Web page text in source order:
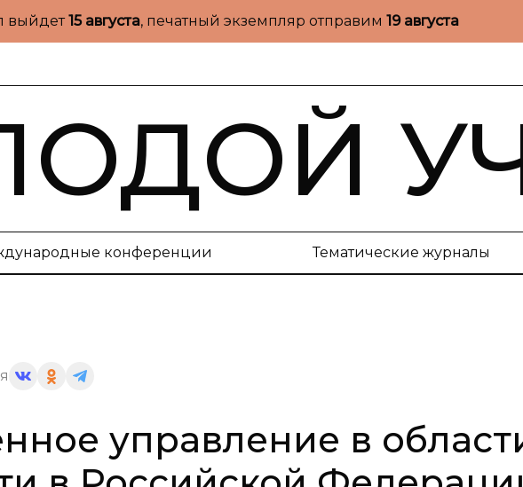
выйдет15 августа, печатный экземпляр отправим 19 августа
конференции Тематические журналы
управление в